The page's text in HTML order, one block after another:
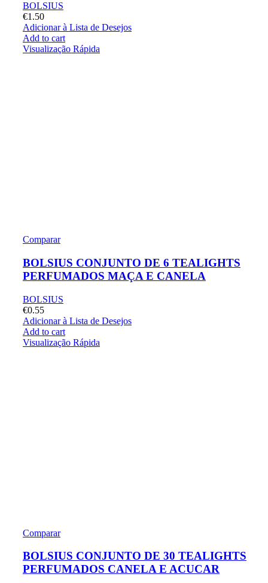
BOLSIUS
€1.50
Adicionar à Lista de Desejos
Add to cart
Visualização Rápida
Comparar
BOLSIUS CONJUNTO DE 6 TEALIGHTS
PERFUMADOS MAÇA E CANELA
BOLSIUS
€0.55
Adicionar à Lista de Desejos
Add to cart
Visualização Rápida
Comparar
BOLSIUS CONJUNTO DE 30 TEALIGHTS
PERFUMADOS CANELA E ACUCAR